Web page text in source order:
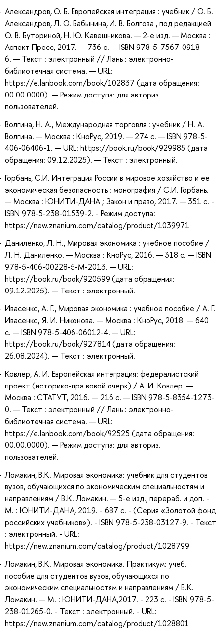
Александров, О. Б. Европейская интеграция : учебник / О. Б.
Александров, Л. О. Бабынина, И. В. Болгова , под редакцией
О. В. Буториной, Н. Ю. Кавешникова. — 2-е изд. — Москва :
Аспект Пресс, 2017. — 736 с. — ISBN 978-5-7567-0918-
6. — Текст : электронный // Лань : электронно-
библиотечная система. — URL:
https://e.lanbook.com/book/102837 (дата обращения:
00.00.0000). — Режим доступа: для авториз.
пользователей.
Волгина, Н. А., Международная торговля : учебник / Н. А.
Волгина. — Москва : КноРус, 2019. — 274 с. — ISBN 978-5-
406-06406-1. — URL: https://book.ru/book/929985 (дата
обращения: 09.12.2025). — Текст : электронный.
Горбань, С.И. Интеграция России в мировое хозяйство и ее
экономическая безопасность : монография / С.И. Горбань.
— Москва : ЮНИТИ-ДАНА ; Закон и право, 2017. — 351 с. -
ISBN 978-5-238-01539-2. - Режим доступа:
https://new.znanium.com/catalog/product/1039971
Даниленко, Л. Н., Мировая экономика : учебное пособие /
Л. Н. Даниленко. — Москва : КноРус, 2016. — 318 с. — ISBN
978-5-406-00228-5-M-2013. — URL:
https://book.ru/book/920599 (дата обращения:
09.12.2025). — Текст : электронный.
Ивасенко, А. Г., Мировая экономика : учебное пособие / А. Г.
Ивасенко, Я. И. Никонова. — Москва : КноРус, 2018. — 640
с. — ISBN 978-5-406-06012-4. — URL:
https://book.ru/book/927814 (дата обращения:
26.08.2024). — Текст : электронный.
Ковлер, А. И. Европейская интеграция: федералистский
проект (историко-пра вовой очерк) / А. И. Ковлер. —
Москва : СТАТУТ, 2016. — 216 с. — ISBN 978-5-8354-1273-
0. — Текст : электронный // Лань : электронно-
библиотечная система. — URL:
https://e.lanbook.com/book/92525 (дата обращения:
00.00.0000). — Режим доступа: для авториз.
пользователей.
Ломакин, В.К. Мировая экономика: учебник для студентов
вузов, обучающихся по экономическим специальностям и
направлениям / В.К. Ломакин. — 5-е изд., перераб. и доп. -
М. : ЮНИТИ-ДАНА, 2019. - 687 с. - (Серия «Золотой фонд
российских учебников»). - ISBN 978-5-238-03127-9. - Текст
: электронный. - URL:
https://new.znanium.com/catalog/product/1028799
Ломакин, В.К. Мировая экономика. Практикум: учеб.
пособие для студентов вузов, обучающихся по
экономическим специальностям и направлениям / В.К.
Ломакин. — М. : ЮНИТИ-ДАНА,2017. - 223 с. - ISBN 978-5-
238-01265-0. - Текст : электронный. - URL:
https://new.znanium.com/catalog/product/1028801